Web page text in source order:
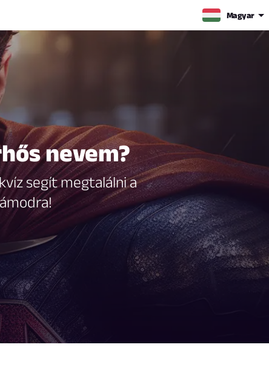
Magyar
nevem?
segít megtalálni a